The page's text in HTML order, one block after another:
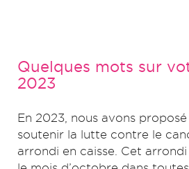
Quelques mots sur
2023
En 2023, nous avons
soutenir la lutte contre le
arrondi en caisse. Cet